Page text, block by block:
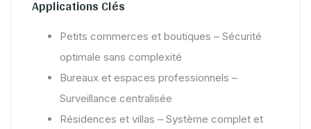
Applications Clés
Petits commerces et boutiques – Sécurité
optimale sans complexité
Bureaux et espaces professionnels –
Surveillance centralisée
Résidences et villas – Système complet et